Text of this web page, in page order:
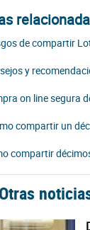
de compartir
y
on line segura
compartir un
compartir
Otras